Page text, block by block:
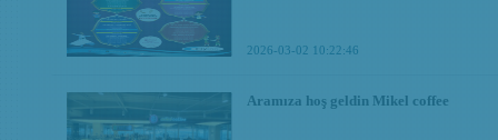
2026-03-02 10:22:46
Aramıza hoş geldin Mikel coffee